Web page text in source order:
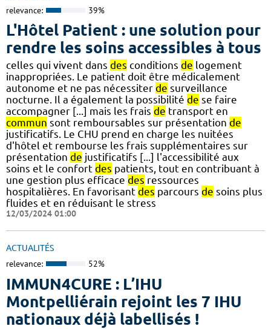
relevance: 39%
L'Hôtel Patient : une solution pour
rendre les soins accessibles à tous
celles qui vivent dans des conditions de logement
inappropriées. Le patient doit être médicalement
autonome et ne pas nécessiter de surveillance
nocturne. Il a également la possibilité de se faire
accompagner [...] mais les frais de transport en
commun sont remboursables sur présentation de
justificatifs. Le CHU prend en charge les nuitées
d'hôtel et rembourse les frais supplémentaires sur
présentation de justificatifs [...] l'accessibilité aux
soins et le confort des patients, tout en contribuant à
une gestion plus efficace des ressources
hospitalières. En favorisant des parcours de soins plus
fluides et en réduisant le stress
12/03/2024 01:00
ACTUALITÉS
relevance: 52%
IMMUN4CURE : L’IHU
Montpelliérain rejoint les 7 IHU
nationaux déjà labellisés !